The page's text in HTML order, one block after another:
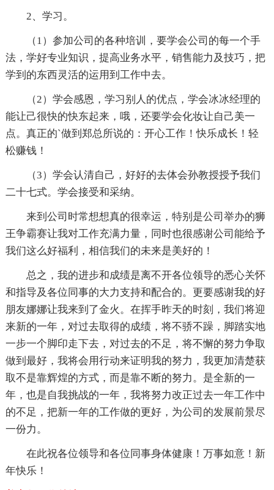
2、学习。
（1）参加公司的各种培训，要学会公司的每一个手
法，学好专业知识，提高业务水平，销售能力及技巧，把
学到的东西灵活的运用到工作中去。
（2）学会感恩，学习别人的优点，学会冰冰经理的
能让己很快的快东起来，哦，还要学会化妆让自己美一
点。真正的`做到郑总所说的：开心工作！快乐成长！轻
松赚钱！
（3）学会认清自己，好好的去体会孙教授授予我们
二十七式。学会接受和采纳。
来到公司时常想想真的很幸运，特别是公司举办的狮
王争霸赛让我对工作充满力量，同时也很感谢公司能给予
我们这么好福利，相信我们的未来是美好的！
总之，我的进步和成绩是离不开各位领导的悉心关怀
和指导及各位同事的大力支持和配合的。更要感谢我的好
朋友娜娜让我来到了金火。在挥手昨天的时刻，我们将迎
来新的一年，对过去取得的成绩，将不骄不躁，脚踏实地
一步一个脚印走下去，对过去的不足，将不懈的努力争取
做到最好，我将会用行动来证明我的努力，我更加清楚获
取不是靠辉煌的方式，而是靠不断的努力。是全新的一
年，也是自我挑战的一年，我将努力改正过去一年工作中
的不足，把新一年的工作做的更好，为公司的发展前景尽
一份力。
在此祝各位领导和各位同事身体健康！万事如意！新
年快乐！